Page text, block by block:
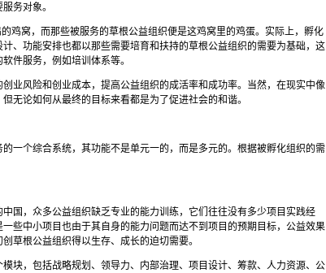
务对象。
鸡窝，而那些被服务的草根公益组织便是这鸡窝里的鸡蛋。实际上，孵化
、功能安排也都以那些需要培育和扶持的草根公益组织的需要为基础，这
件服务，例如培训体系等。
业风险和创业成本，提高公益组织的成活率和成功率。当然，在现实中像
无论如何从最终的目标来看都是为了促进社会的和谐。
一个综合系统，其功能不是单元一的，而是多元的。根据被孵化组织的需
国，众多公益组织缺乏专业的能力训练，它们往往没有多少项目实践经
些中小项目也由于其自身的能力问题而达不到项目的预期目标，公益效果
草根公益组织得以生存、成长的迫切需要。
块，包括战略规划、领导力、内部治理、项目设计、筹款、人力资源、公